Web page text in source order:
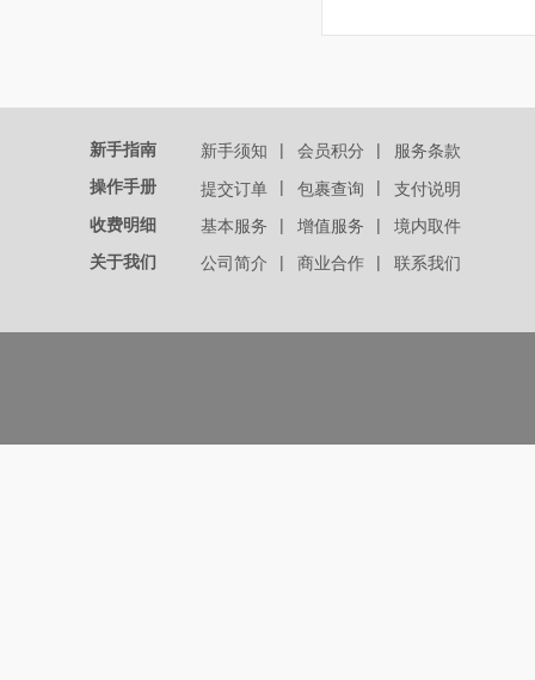
新手指南 新手须知 | 会员积分 |
服务条款
操作手册
提交订单 | 包裹查询 |
支付说明
收费明细
基本服务 | 增值服务 |
境内取件
关于我们
公司简介 | 商业合作 | 联系我们